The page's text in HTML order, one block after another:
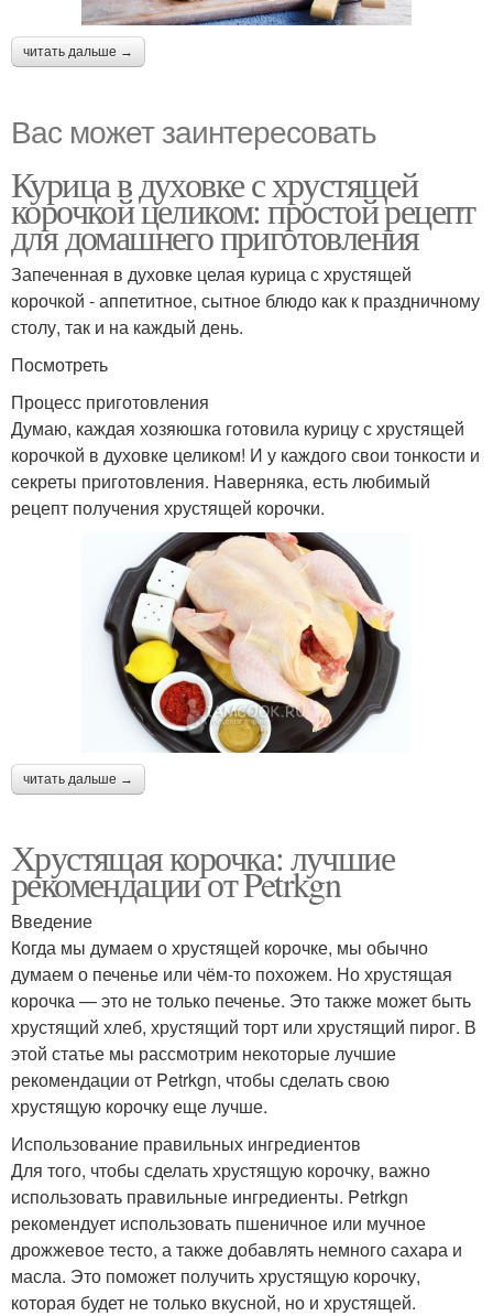
читать дальше →
Вас может заинтересовать
Курица в духовке с хрустящей
корочкой целиком: простой рецепт
для домашнего приготовления
Запеченная в духовке целая курица с хрустящей
корочкой - аппетитное, сытное блюдо как к праздничному
столу, так и на каждый день.
Посмотреть
Процесс приготовления
Думаю, каждая хозяюшка готовила курицу с хрустящей
корочкой в духовке целиком! И у каждого свои тонкости и
секреты приготовления. Наверняка, есть любимый
рецепт получения хрустящей корочки.
читать дальше →
Хрустящая корочка: лучшие
рекомендации от Petrkgn
Введение
Когда мы думаем о хрустящей корочке, мы обычно
думаем о печенье или чём-то похожем. Но хрустящая
корочка — это не только печенье. Это также может быть
хрустящий хлеб, хрустящий торт или хрустящий пирог. В
этой статье мы рассмотрим некоторые лучшие
рекомендации от Petrkgn, чтобы сделать свою
хрустящую корочку еще лучше.
Использование правильных ингредиентов
Для того, чтобы сделать хрустящую корочку, важно
использовать правильные ингредиенты. Petrkgn
рекомендует использовать пшеничное или мучное
дрожжевое тесто, а также добавлять немного сахара и
масла. Это поможет получить хрустящую корочку,
которая будет не только вкусной, но и хрустящей.